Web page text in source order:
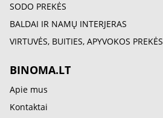
SODO PREKĖS
BALDAI IR NAMŲ INTERJERAS
VIRTUVĖS, BUITIES, APYVOKOS PREKĖS
BINOMA.LT
Apie mus
Kontaktai